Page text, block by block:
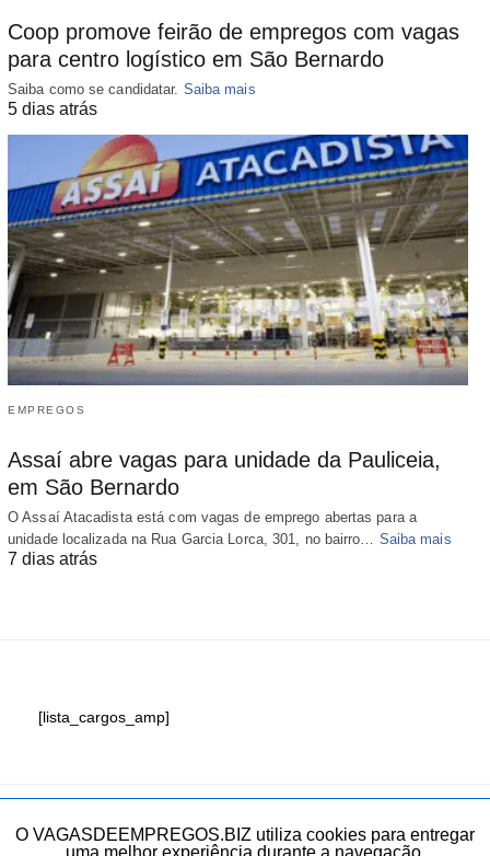
Coop promove feirão de empregos com vagas
para centro logístico em São Bernardo
Saiba como se candidatar. Saiba mais
5 dias atrás
EMPREGOS
Assaí abre vagas para unidade da Pauliceia,
em São Bernardo
O Assaí Atacadista está com vagas de emprego abertas para a
unidade localizada na Rua Garcia Lorca, 301, no bairro… Saiba mais
7 dias atrás
[lista_cargos_amp]
Fale conosco
O VAGASDEEMPREGOS.BIZ utiliza cookies para entregar
uma melhor experiência durante a navegação.